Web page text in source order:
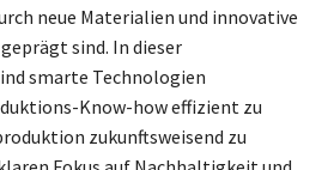
neue Materialien und innovative
sind. In dieser
smarte Technologien
Know-how effizient zu
zukunftsweisend zu